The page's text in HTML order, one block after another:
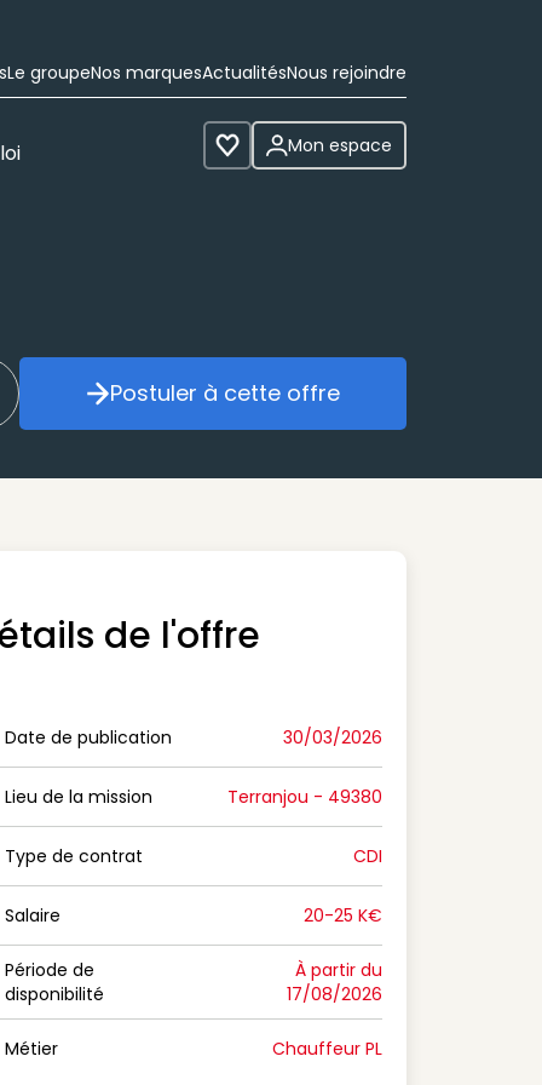
Le groupeNos marquesActualitésNous rejoindre
Voir les favoris
Mon espace
mon alerte Postuler à cette offre
Postuler à cette offre
de l'offre
Date de publication
Date de publication 30/03/2026
Lieu de la mission
Lieu de la mission Terranjou - 49380
Type de contrat
Type de contrat CDI
Salaire
Salaire 20-25 K€
Période de disponibilité
Période de
disponibilité
À partir du
17/08/2026
Métier Chauffeur PL